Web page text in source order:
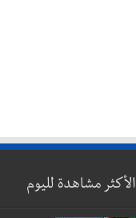
الأكثر مشاهدة لليوم